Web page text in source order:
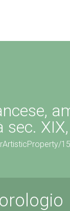
orologio